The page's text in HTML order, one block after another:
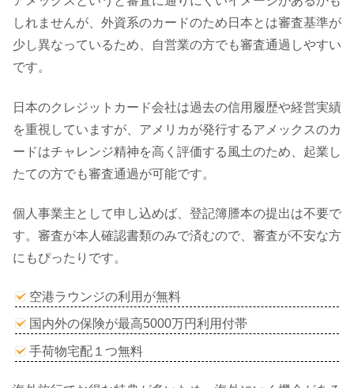
しれませんが、外資系のカードのため日本とは審査基準が
少し異なっているため、自営業の方でも審査通過しやすい
です。
日本のクレジットカード会社は過去の信用履歴や経営実績
を重視していますが、アメリカが発行するアメックスのカ
ードはチャレンジ精神を高く評価する風土のため、起業し
たての方でも審査通過が可能です。
個人事業主として申し込めば、登記簿謄本の提出は不要で
す。審査が本人確認書類のみで済むので、審査が不安な方
にもぴったりです。
空港ラウンジの利用が無料
国内外の保険が最高5000万円利用付帯
手荷物宅配１つ無料